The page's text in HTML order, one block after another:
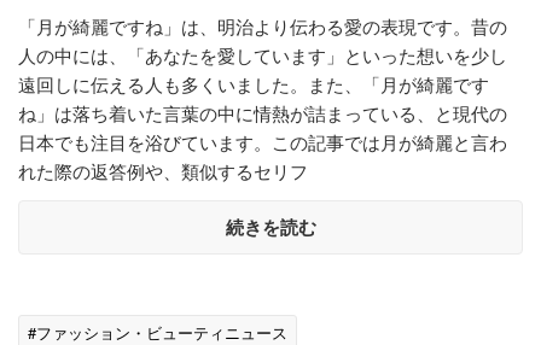
「月が綺麗ですね」は、明治より伝わる愛の表現です。昔の
人の中には、「あなたを愛しています」といった想いを少し
遠回しに伝える人も多くいました。また、「月が綺麗です
ね」は落ち着いた言葉の中に情熱が詰まっている、と現代の
日本でも注目を浴びています。この記事では月が綺麗と言わ
れた際の返答例や、類似するセリフ
続きを読む
#ファッション・ビューティニュース